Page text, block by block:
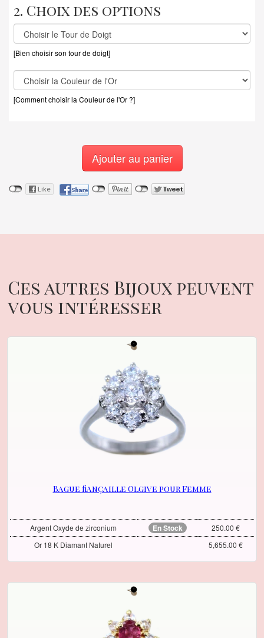
2. Choix des options
[Bien choisir son tour de doigt]
[Comment choisir la Couleur de l'Or ?]
Ajouter au panier
Ces autres Bijoux peuvent
vous intéresser
Bague fiançaille Olgive pour Femme
Argent Oxyde de zirconium En Stock
250.00 €
Or 18 K Diamant Naturel
5,655.00 €